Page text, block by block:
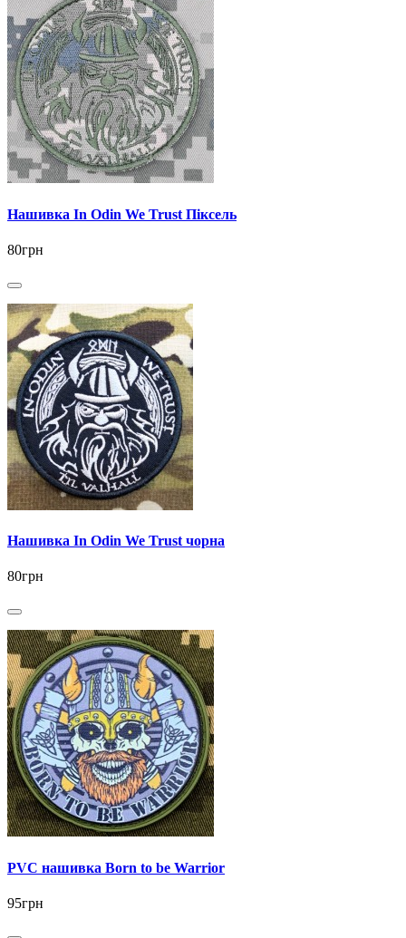
Нашивка In Odin We Trust Піксель
80грн
Нашивка In Odin We Trust чорна
80грн
PVC нашивка Born to be Warrior
95грн